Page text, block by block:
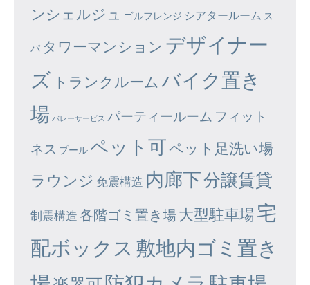
ンシェルジュ
ゴルフレンジ シアタールーム ス
パ タワーマンション デザイナー
ズ トランクルーム バイク置き
場 バレーサービス パーティールーム フィット
ネス プール ペット可ペット足洗い場
ラウンジ 免震構造 内廊下分譲賃貸
制震構造 各階ゴミ置き場大型駐車場宅
配ボックス 敷地内ゴミ置き